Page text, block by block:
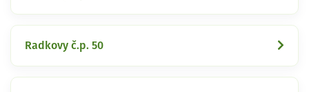
Radkovy č.p. 50